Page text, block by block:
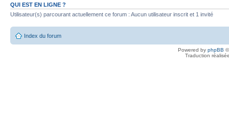
QUI EST EN LIGNE ?
Utilisateur(s) parcourant actuellement ce forum : Aucun utilisateur inscrit et 1 invité
Index du forum
Powered by phpBB
Traduction